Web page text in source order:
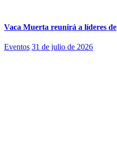
Vaca Muerta reunirá a líderes de
Eventos 31 de julio de 2026